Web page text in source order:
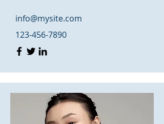
info@mysite.com
123-456-7890